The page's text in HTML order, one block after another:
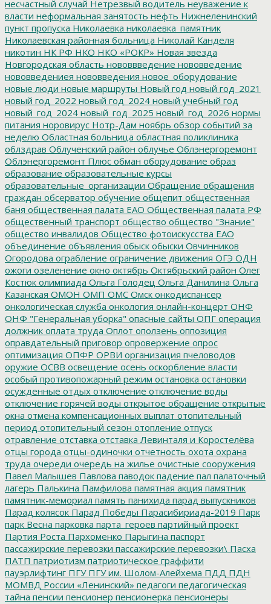
несчастный случай Нетрезвый водитель неуважение к
власти неформальная занятость нефть Нижнеленинский
пункт пропуска Николаевка николаевка_памятник
Николаевская районная больница Николай Канделя
никотин НК РФ НКО НКО «РОКР» Новая звезда
Новгородская область нововвведение нововведение
нововведениея нововведения новое_оборудование
новые люди новые маршруты Новый год новый год_2021
новый год_2022 новый год_2024 новый учебный год
новый_год_2024 новый_год_2025 новый_год_2026 нормы
питания норовирус Нотр-Дам ноябрь обзор событий за
неделю Областная больница областная поликлиника
облздрав Облученский район облучье Облэнергоремонт
Облэнергоремонт Плюс обман оборудование образ
образование образовательные курсы
образовательные_организации Обращение обращения
граждан обсерватор обучение общепит общественная
баня общественная палата ЕАО Общественная палата РФ
общественный транспорт общество общество "Знание"
общество инвалидов Общество фотоискусства ЕАО
объединение объявления обыск обыски Овчинников
Огородова ограбление ограничение движения ОГЭ ОДН
ожоги озеленение окно октябрь Октябрьский район Олег
Костюк олимпиада Ольга Голодец Ольга Данилина Ольга
Казанская ОМОН ОМП ОМС Омск онкодиспансер
онкологическая служба онкология онлайн-концерт ОНФ
ОНФ "Генеральная уборка" опасные сайты ОПГ операция
должник оплата труда Оплот оползень оппозиция
оправдательный приговор опровержение опрос
оптимизация ОПФР ОРВИ организация пчеловодов
оружие ОСВВ освещение осень оскорбление власти
особый противопожарный режим остановка остановки
осужденные отдых отключение отключение воды
отключение горячей воды открытое обращение открытые
окна отмена компенсационных выплат отопительный
период отопительный сезон отопление отпуск
отравление отставка отставка Левинталя и Коростелёва
отцы города отцы-одиночки отчетность охота охрана
труда очереди очередь на жилье очистные сооружения
Павел Малышев Павлова паводок падение пал палаточный
лагерь Палькина Памфилова памятная акция памятник
памятник-мемориал память панихида парад выпускников
Парад колясок Парад Победы Парасибириада-2019 Парк
парк Весна парковка парта_героев партийный проект
Партия Роста Пархоменко Парыгина паспорт
пассажирские перевозки пассажирские перевозки\ Пасха
ПАТП патриотизм патриотическое граффити
пауэрлифтинг ПГУПГУ им. Шолом-Алейхема ПДД ПДН
МОМВД России «Ленинский» педагоги педагогическая
тайна пенсии пенсионер пенсионерка пенсионеры